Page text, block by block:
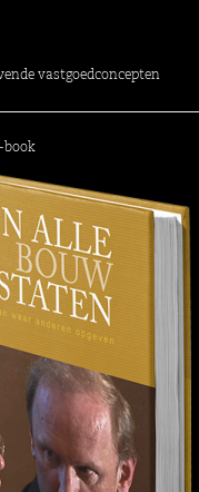
vastgoedconcepten
book